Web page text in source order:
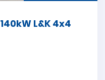
L&K 4x4